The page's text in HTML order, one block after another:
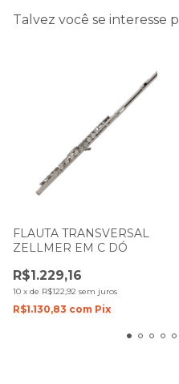
Talvez você se interesse
FLAUTA TRANSVERSAL
ZELLMER EM C DÓ
R$1.229,16
10 x de R$122,92 sem juros
R$1.130,83 com Pix